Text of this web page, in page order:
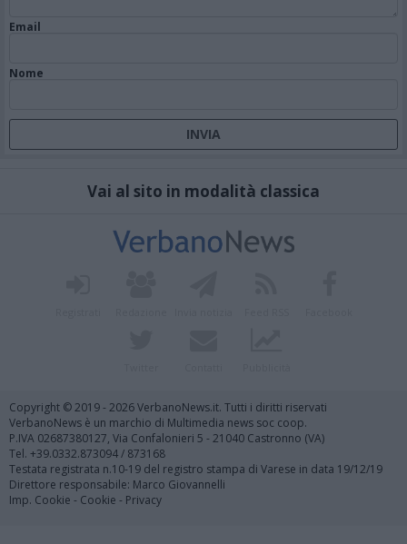
Email
Nome
Vai al sito in modalità classica
Copyright © 2019 - 2026 VerbanoNews.it. Tutti i diritti riservati
VerbanoNews è un marchio di Multimedia news soc coop.
P.IVA 02687380127, Via Confalonieri 5 - 21040 Castronno (VA)
Tel. +39.0332.873094 / 873168
Testata registrata n.10-19 del registro stampa di Varese in data 19/12/19
Direttore responsabile: Marco Giovannelli
Imp. Cookie - Cookie - Privacy